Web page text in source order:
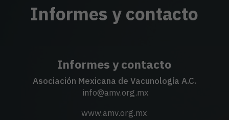
Informes y contacto
Informes y contacto
Asociación Mexicana de Vacunología A.C.
info@amv.org.mx
www.amv.org.mx